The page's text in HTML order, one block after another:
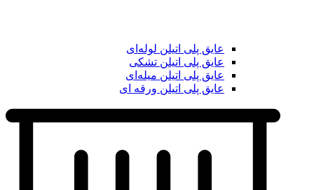
عایق پلی اتیلن لوله‌ای
عایق پلی اتیلن تشکی
عایق پلی اتیلن میله‌ای
عایق پلی اتیلن ورقه ای